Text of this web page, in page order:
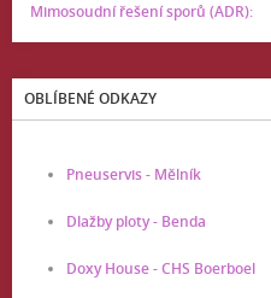
Mimosoudní řešení sporů (ADR):
OBLÍBENÉ ODKAZY
Pneuservis - Mělník
Dlažby ploty - Benda
Doxy House - CHS Boerboel